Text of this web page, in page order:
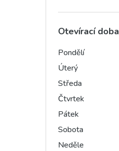
Otevírací doba
Pondělí
Úterý
Středa
Čtvrtek
Pátek
Sobota
Neděle